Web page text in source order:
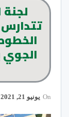
الجوي
On يونيو 21, 2021